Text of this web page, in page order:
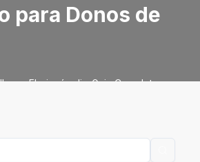
para Donos de
em Florianópolis: Guia Completo